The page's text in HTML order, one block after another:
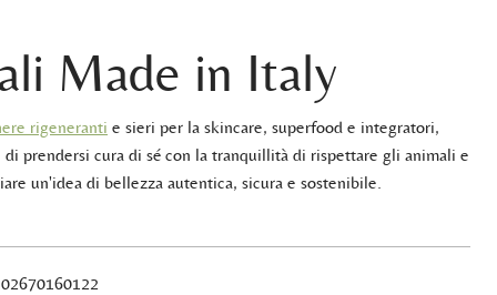
Made in Italy
rigeneranti e sieri per la skincare, superfood e integratori,
prendersi cura di sé con la tranquillità di rispettare gli animali e
un'idea di bellezza autentica, sicura e sostenibile.